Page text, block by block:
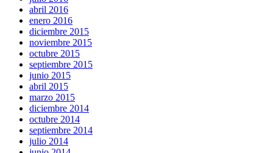
abril 2016
enero 2016
diciembre 2015
noviembre 2015
octubre 2015
septiembre 2015
junio 2015
abril 2015
marzo 2015
diciembre 2014
octubre 2014
septiembre 2014
julio 2014